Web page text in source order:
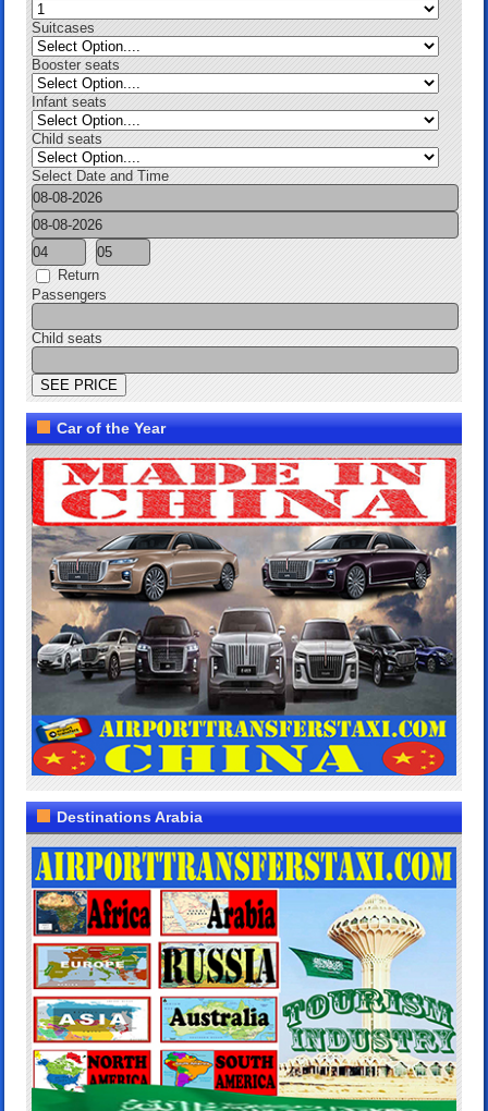
Suitcases
Booster seats
Infant seats
Child seats
Select Date and Time
Return
Passengers
Child seats
Car of the Year
Destinations Arabia